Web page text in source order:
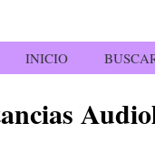
INICIO